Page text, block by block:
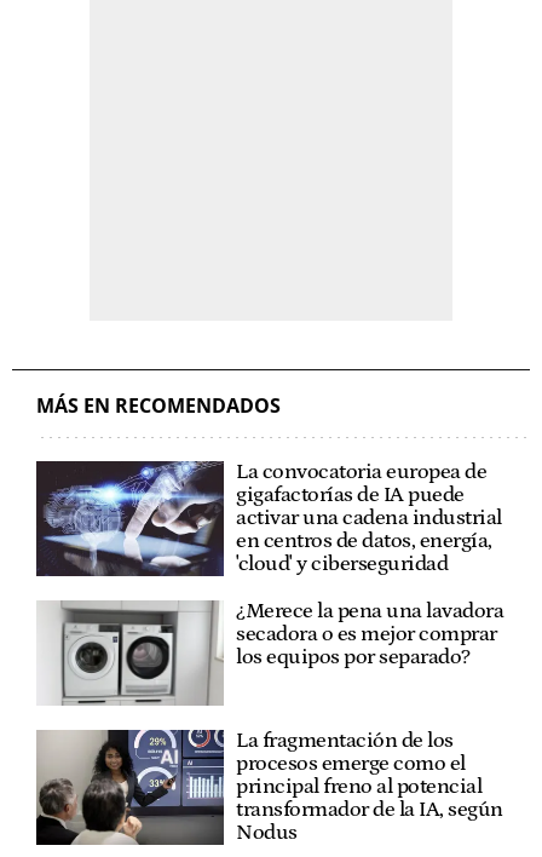
MÁS EN RECOMENDADOS
La convocatoria europea de
gigafactorías de IA puede
activar una cadena industrial
en centros de datos, energía,
'cloud' y ciberseguridad
¿Merece la pena una lavadora
secadora o es mejor comprar
los equipos por separado?
La fragmentación de los
procesos emerge como el
principal freno al potencial
transformador de la IA, según
Nodus